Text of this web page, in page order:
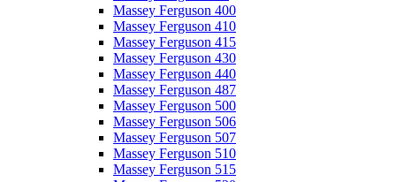
Massey Ferguson 400
Massey Ferguson 410
Massey Ferguson 415
Massey Ferguson 430
Massey Ferguson 440
Massey Ferguson 487
Massey Ferguson 500
Massey Ferguson 506
Massey Ferguson 507
Massey Ferguson 510
Massey Ferguson 515